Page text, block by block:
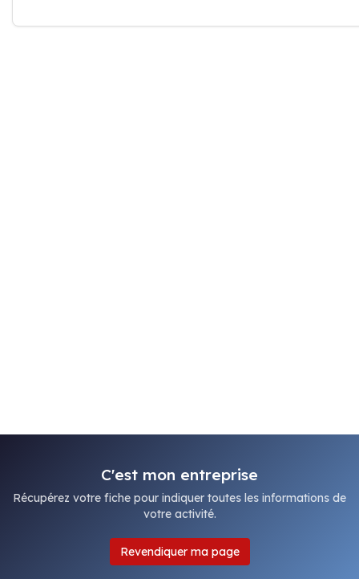
C'est mon entreprise
Récupérez votre fiche pour indiquer toutes les informations de
votre activité.
Revendiquer ma page